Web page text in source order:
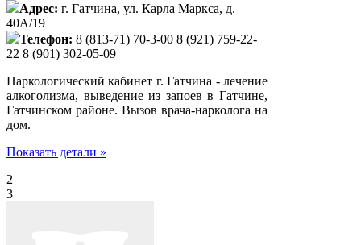
Адрес: г. Гатчина, ул. Карла Маркса, д.
40А/19
Телефон: 8 (813-71) 70-3-00 8 (921) 759-22-
22 8 (901) 302-05-09
Наркологический кабинет г. Гатчина - лечение
алкоголизма, выведение из запоев в Гатчине,
Гатчинском районе. Вызов врача-нарколога на
дом.
Показать детали »
2
3